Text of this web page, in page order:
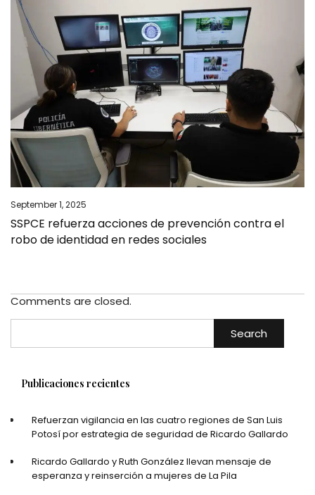
September 1, 2025
SSPCE refuerza acciones de prevención contra el
robo de identidad en redes sociales
Comments are closed.
Search
Publicaciones recientes
Refuerzan vigilancia en las cuatro regiones de San Luis
Potosí por estrategia de seguridad de Ricardo Gallardo
Ricardo Gallardo y Ruth González llevan mensaje de
esperanza y reinserción a mujeres de La Pila